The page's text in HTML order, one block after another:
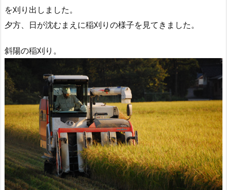
を刈り出しました。
夕方、日が沈むまえに稲刈りの様子を見てきました。
斜陽の稲刈り。